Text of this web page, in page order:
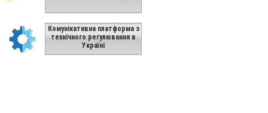
Комунікативна платформа з
технічного регулювання в
Україні